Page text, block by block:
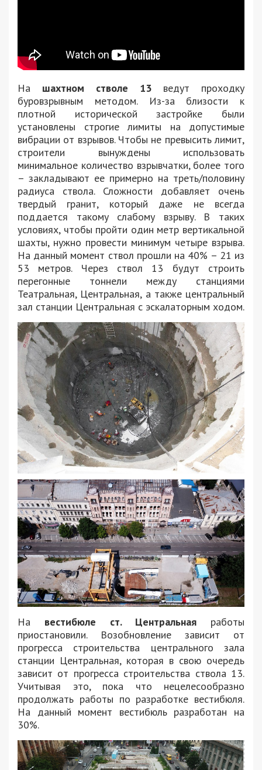
На шахтном стволе 13 ведут проходку
буровзрывным методом. Из-за близости к
плотной исторической застройке были
установлены строгие лимиты на допустимые
вибрации от взрывов. Чтобы не превысить лимит,
строители вынуждены использовать
минимальное количество взрывчатки, более того
– закладывают ее примерно на треть/половину
радиуса ствола. Сложности добавляет очень
твердый гранит, который даже не всегда
поддается такому слабому взрыву. В таких
условиях, чтобы пройти один метр вертикальной
шахты, нужно провести минимум четыре взрыва.
На данный момент ствол прошли на 40% – 21 из
53 метров. Через ствол 13 будут строить
перегонные тоннели между станциями
Театральная, Центральная, а также центральный
зал станции Центральная с эскалаторным ходом.
На вестибюле ст. Центральная работы
приостановили. Возобновление зависит от
прогресса строительства центрального зала
станции Центральная, которая в свою очередь
зависит от прогресса строительства ствола 13.
Учитывая это, пока что нецелесообразно
продолжать работы по разработке вестибюля.
На данный момент вестибюль разработан на
30%.